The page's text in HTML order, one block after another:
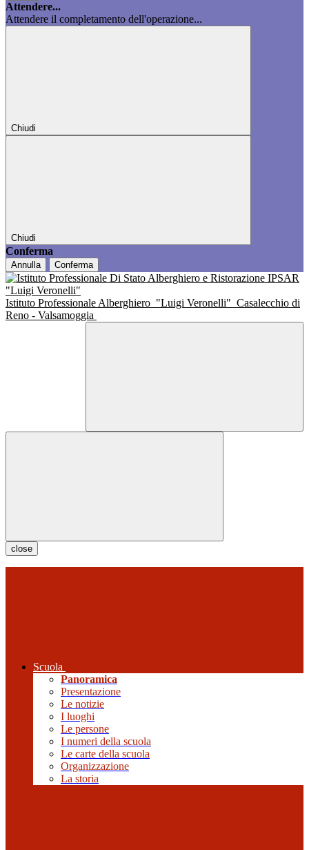
Attendere...
Attendere il completamento dell'operazione...
Chiudi
Chiudi
Conferma
Annulla Conferma
Istituto Professionale Alberghiero "Luigi Veronelli" Casalecchio di
Reno - Valsamoggia
close
Scuola
Panoramica
Presentazione
Le notizie
I luoghi
Le persone
I numeri della scuola
Le carte della scuola
Organizzazione
La storia